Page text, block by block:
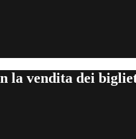
la vendita dei